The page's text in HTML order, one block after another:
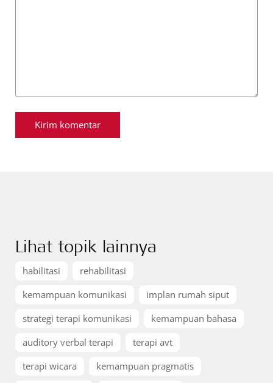
Lihat topik lainnya
habilitasi
rehabilitasi
kemampuan komunikasi
implan rumah siput
strategi terapi komunikasi
kemampuan bahasa
auditory verbal terapi
terapi avt
terapi wicara
kemampuan pragmatis